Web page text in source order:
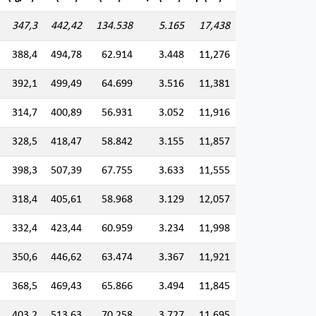
347,3 442,42 134.538 5.165 17,438
388,4 494,78 62.914 3.448 11,276
392,1 499,49 64.699 3.516 11,381
314,7 400,89 56.931 3.052 11,916
328,5 418,47 58.842 3.155 11,857
398,3 507,39 67.755 3.633 11,555
318,4 405,61 58.968 3.129 12,057
332,4 423,44 60.959 3.234 11,998
350,6 446,62 63.474 3.367 11,921
368,5 469,43 65.866 3.494 11,845